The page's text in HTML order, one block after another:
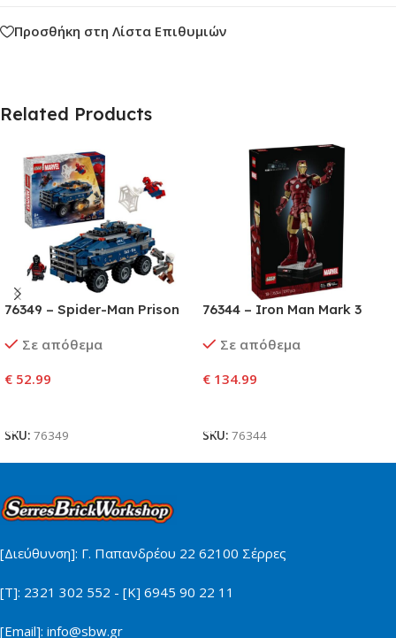
Προσθήκη στη Λίστα Επιθυμιών
Related Products
76349 – Spider-Man Prison
Σε απόθεμα
€ 52.99
SKU: 76349
76344 – Iron Man Mark 3
Σε απόθεμα
€ 134.99
SKU: 76344
[Διεύθυνση]: Γ. Παπανδρέου 22 62100 Σέρρες
[Τ]: 2321 302 552 - [Κ] 6945 90 22 11
[Email]: info@sbw.gr